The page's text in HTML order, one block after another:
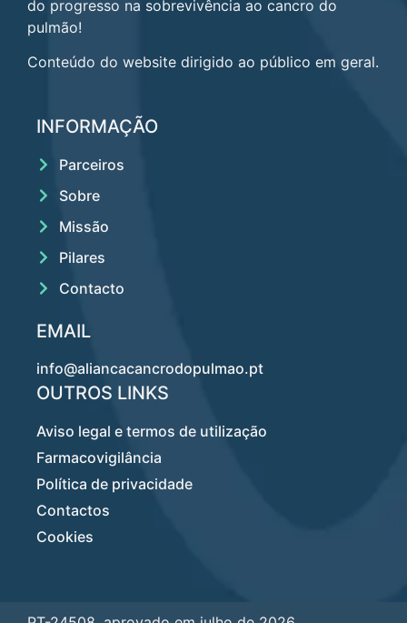
do progresso na sobrevivência ao cancro do
pulmão!
Conteúdo do website dirigido ao público em geral.
INFORMAÇÃO
Parceiros
Sobre
Missão
Pilares
Contacto
EMAIL
info@aliancacancrodopulmao.pt
OUTROS LINKS
Aviso legal e termos de utilização
Farmacovigilância
Política de privacidade
Contactos
Cookies